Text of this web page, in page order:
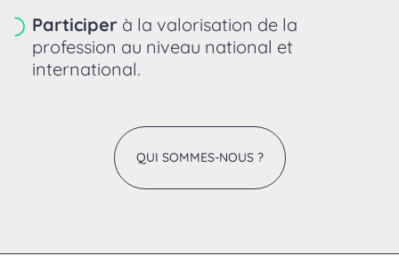
Participer à la valorisation de la
profession au niveau national et
international.
QUI SOMMES-NOUS ?